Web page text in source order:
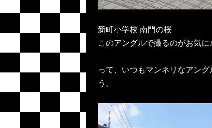
新町小学校 南門の桜
このアングルで撮るのがお気に
って、いつもマンネリなアン
う。